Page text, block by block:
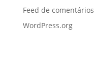
Feed de comentários
WordPress.org